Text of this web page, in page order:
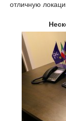
отличную